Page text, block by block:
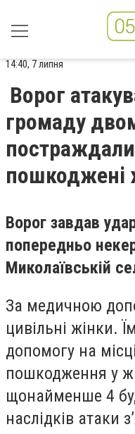
14:40, 7 липня
Ворог
громаду
пошкоджені
Ворог завдав
попередньо
Миколаївській
За медичною
цивільні жінки.
допомогу на
пошкодження у
щонайменше 4
наслідків атаки